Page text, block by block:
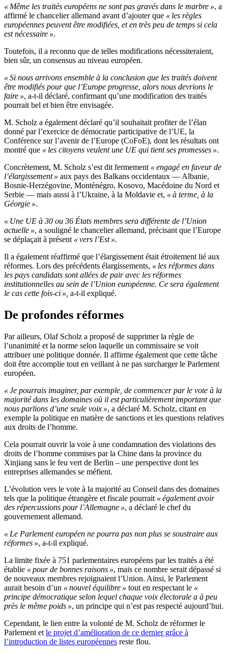
« Même les traités européens ne sont pas gravés dans le marbre », a
affirmé le chancelier allemand avant d’ajouter que « les règles
européennes peuvent être modifiées, et en très peu de temps si cela
est nécessaire ».
Toutefois, il a reconnu que de telles modifications nécessiteraient,
bien sûr, un consensus au niveau européen.
« Si nous arrivons ensemble à la conclusion que les traités doivent
être modifiés pour que l’Europe progresse, alors nous devrions le
faire », a-t-il déclaré, confirmant qu’une modification des traités
pourrait bel et bien être envisagée.
M. Scholz a également déclaré qu’il souhaitait profiter de l’élan
donné par l’exercice de démocratie participative de l’UE, la
Conférence sur l’avenir de l’Europe (CoFoE), dont les résultats ont
montré que « les citoyens veulent une UE qui tient ses promesses ».
Concrètement, M. Scholz s’est dit fermement « engagé en faveur de
l’élargissement » aux pays des Balkans occidentaux — Albanie,
Bosnie-Herzégovine, Monténégro, Kosovo, Macédoine du Nord et
Serbie — mais aussi à l’Ukraine, à la Moldavie et, « à terme, à la
Géorgie ».
« Une UE à 30 ou 36 États membres sera différente de l’Union
actuelle », a souligné le chancelier allemand, précisant que l’Europe
se déplaçait à présent « vers l’Est ».
Il a également réaffirmé que l’élargissement était étroitement lié aux
réformes. Lors des précédents élargissements, « les réformes dans
les pays candidats sont allées de pair avec les réformes
institutionnelles au sein de l’Union européenne. Ce sera également
le cas cette fois-ci », a-t-il expliqué.
De profondes réformes
Par ailleurs, Olaf Scholz a proposé de supprimer la règle de
l’unanimité et la norme selon laquelle un commissaire se voit
attribuer une politique donnée. Il affirme également que cette tâche
doit être accomplie tout en veillant à ne pas surcharger le Parlement
européen.
« Je pourrais imaginer, par exemple, de commencer par le vote à la
majorité dans les domaines où il est particulièrement important que
nous parlions d’une seule voix », a déclaré M. Scholz, citant en
exemple la politique en matière de sanctions et les questions relatives
aux droits de l’homme.
Cela pourrait ouvrir la voie à une condamnation des violations des
droits de l’homme commises par la Chine dans la province du
Xinjiang sans le feu vert de Berlin – une perspective dont les
entreprises allemandes se méfient.
L’évolution vers le vote à la majorité au Conseil dans des domaines
tels que la politique étrangère et fiscale pourrait « également avoir
des répercussions pour l’Allemagne », a déclaré le chef du
gouvernement allemand.
« Le Parlement européen ne pourra pas non plus se soustraire aux
réformes », a-t-il expliqué.
La limite fixée à 751 parlementaires européens par les traités a été
établie « pour de bonnes raisons », mais ce nombre serait dépassé si
de nouveaux membres rejoignaient l’Union. Ainsi, le Parlement
aurait besoin d’un « nouvel équilibre » tout en respectant le «
principe démocratique selon lequel chaque voix électorale a à peu
près le même poids », un principe qui n’est pas respecté aujourd’hui.
Cependant, le lien entre la volonté de M. Scholz de réformer le
Parlement et le projet d’amélioration de ce dernier grâce à
l’introduction de listes européennes reste flou.